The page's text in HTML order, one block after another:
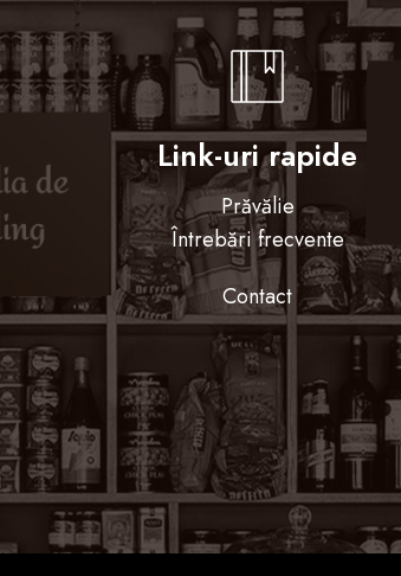
Link-uri rapide
Prăvălie
Întrebări frecvente
Contact